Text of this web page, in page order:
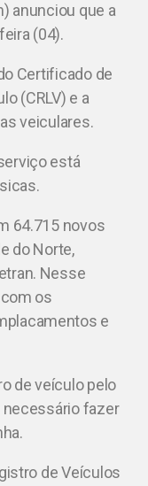
anunciou que a
(04).
Certificado de
(CRLV) e a
veiculares.
está
64.715 novos
do Norte,
Nesse
os
e
de veículo pelo
necessário fazer
de Veículos